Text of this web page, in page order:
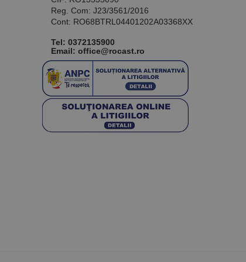
Reg. Com: J23/3561/2016
Cont: RO68BTRL04401202A03368XX
Tel: 0372135900
Email: office@rocast.ro